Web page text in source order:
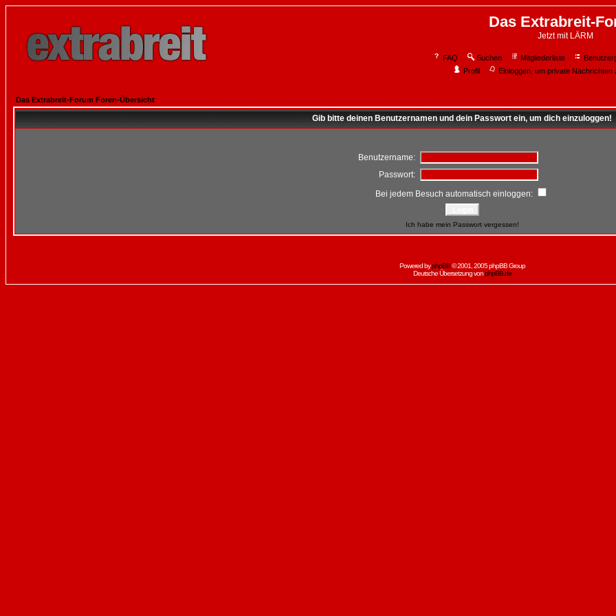
Das Extrabreit-
Jetzt mit LÄRM
FAQ Suchen Mitgliederliste
Profil
Einloggen, um private Nachrichten
Das Extrabreit-Forum Foren-Übersicht
Gib bitte deinen Benutzernamen und dein Passwort ein, um dich einzuloggen!
Benutzername:
Passwort:
Bei jedem Besuch automatisch einloggen:
Ich habe mein Passwort vergessen!
Powered byphpBB© 2001, 2005 phpBB Group
Deutsche Übersetzung vonphpBB.de